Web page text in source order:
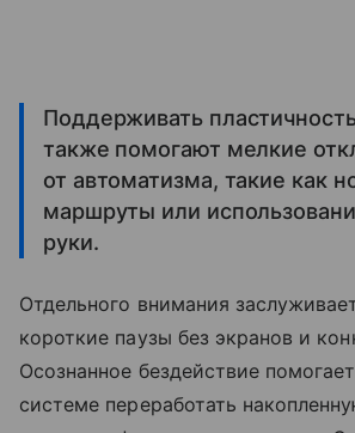
Поддерживать
также помогают мелкие
от автоматизма, такие как
маршруты или
руки.
Отдельного внимания
короткие паузы без экранов и
Осознанное бездействие
системе переработать